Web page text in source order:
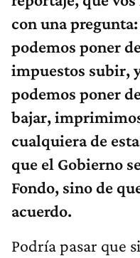
con una pregunta:
podemos poner
impuestos subir,
podemos poner
bajar,
cualquiera de
que el Gobierno
Fondo, sino de
acuerdo.
Podría pasar que